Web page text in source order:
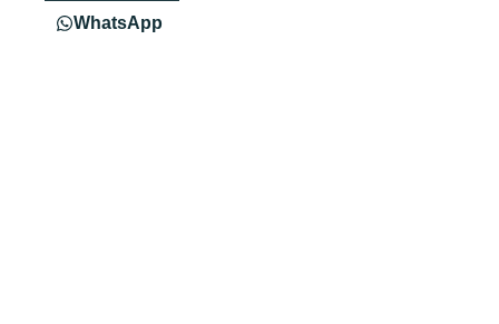
WhatsApp